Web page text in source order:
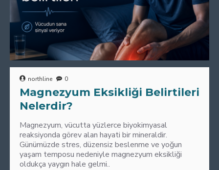
northline 0
Magnezyum Eksikliği Belirtileri
Nelerdir?
Magnezyum, vücutta yüzlerce biyokimyasal
reaksiyonda görev alan hayati bir mineraldir.
Günümüzde stres, düzensiz beslenme ve yoğun
yaşam temposu nedeniyle magnezyum eksikliği
oldukça yaygın hale gelmi..